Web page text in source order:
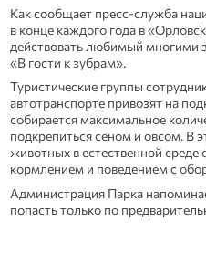
Как сообщает пресс-служба
в конце каждого года в
действовать любимый многими
«В гости к зубрам».
Туристические группы
автотранспорте привозят на
собирается максимальное
подкрепиться сеном и овсом. В
животных в естественной среде
кормлением и поведением с
Администрация Парка
попасть только по